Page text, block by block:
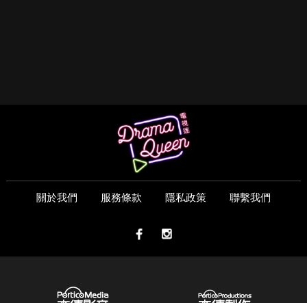
關於我們 服務條款 隱私政策 聯繫我們